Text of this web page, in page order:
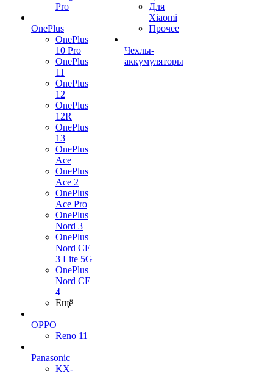
Pro
OnePlus
OnePlus
10 Pro
OnePlus
11
OnePlus
12
OnePlus
12R
OnePlus
13
OnePlus
Ace
OnePlus
Ace 2
OnePlus
Ace Pro
OnePlus
Nord 3
OnePlus
Nord CE
3 Lite 5G
OnePlus
Nord CE
4
Ещё
OPPO
Reno 11
Panasonic
KX-
Для
Xiaomi
Прочее
Чехлы-
аккумуляторы